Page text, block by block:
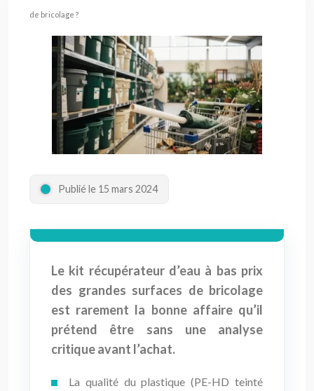
de bricolage ?
Publié le 15 mars 2024
Le kit récupérateur d’eau à bas prix
des grandes surfaces de bricolage
est rarement la bonne affaire qu’il
prétend être sans une analyse
critique avant l’achat.
La qualité du plastique (PE-HD teinté